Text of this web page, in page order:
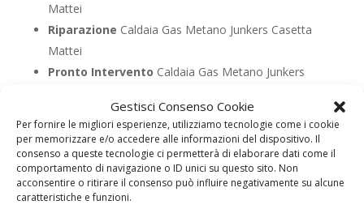
Gestisci Consenso Cookie
Per fornire le migliori esperienze, utilizziamo tecnologie come i cookie
per memorizzare e/o accedere alle informazioni del dispositivo. Il
consenso a queste tecnologie ci permetterà di elaborare dati come il
comportamento di navigazione o ID unici su questo sito. Non
acconsentire o ritirare il consenso può influire negativamente su alcune
caratteristiche e funzioni.
Mattei
Riparazione Caldaia Gas Metano Junkers Casetta
Mattei
Pronto Intervento Caldaia Gas Metano Junkers
SostituzioneCaldaia Gas Metano Junkers Casetta
Mattei
PuliziaCaldaia Gas Metano Junkers Casetta Mattei
Controllo FumiCaldaia Gas Metano Junkers Casetta
Mattei